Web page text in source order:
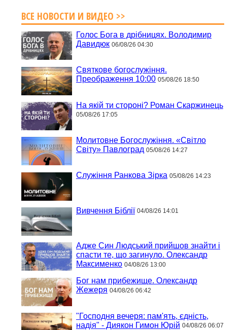
ВСЕ НОВОСТИ И ВИДЕО >>
Голос Бога в дрібницях. Володимир
Давидюк 06/08/26 04:30
Святкове богослужіння.
Преображення 10:00 05/08/26 18:50
На якій ти стороні? Роман Скаржинець
05/08/26 17:05
Молитовне Богослужіння. «Світло
Світу» Павлоград 05/08/26 14:27
Служіння Ранкова Зірка 05/08/26 14:23
Вивчення Біблії 04/08/26 14:01
Адже Син Людський прийшов знайти і
спасти те, що загинуло. Олександр
Максименко 04/08/26 13:00
Бог нам прибежище. Олександр
Жежеря 04/08/26 06:42
"Господня вечеря: пам'ять, єдність,
надія" - Диякон Гимон Юрій 04/08/26 06:07